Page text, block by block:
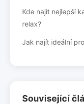
Kde najít nejlepší
relax?
Jak najít ideální
Související